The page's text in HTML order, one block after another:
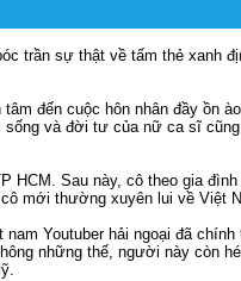
trần sự thật về tấm thẻ xanh
đến cuộc hôn nhân đầy ồn
sống và đời tư của nữ ca sĩ
HCM. Sau này, cô theo gia
mới thường xuyên lui về Việt
Youtuber hải ngoại đã
những thế, người này còn